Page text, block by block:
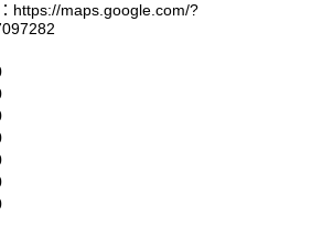
https://maps.google.com/?